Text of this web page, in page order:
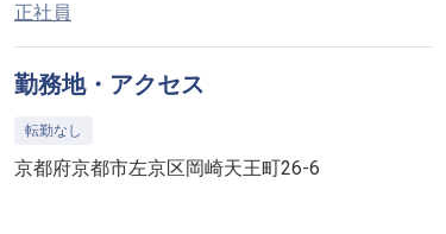
正社員
勤務地・アクセス
転勤なし
京都府京都市左京区岡崎天王町26-6